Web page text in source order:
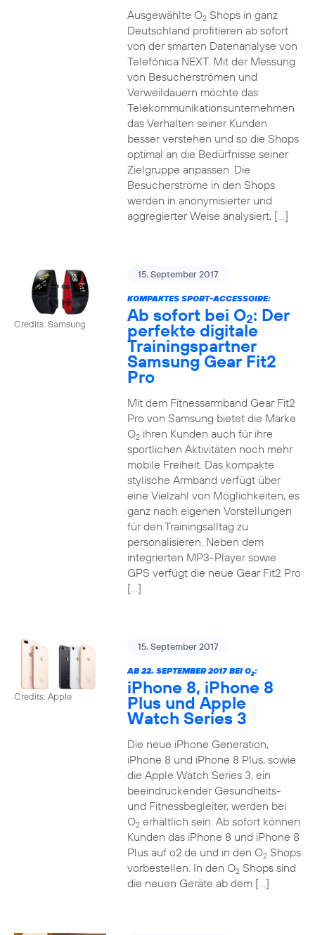
Ausgewählte O2Shops in ganz
Deutschland profitieren ab sofort
von der smarten Datenanalyse von
Telefónica NEXT. Mit der Messung
von Besucherströmen und
Verweildauern möchte das
Telekommunikationsunternehmen
das Verhalten seiner Kunden
besser verstehen und so die Shops
optimal an die Bedürfnisse seiner
Zielgruppe anpassen. Die
Besucherströme in den Shops
werden in anonymisierter und
aggregierter Weise analysiert, […]
Credits: Samsung
15. September 2017
KOMPAKTES SPORT-ACCESSOIRE:
Ab sofort bei O2: Der
perfekte digitale
Trainingspartner
Samsung Gear Fit2
Pro
Mit dem Fitnessarmband Gear Fit2
Pro von Samsung bietet die Marke
O2ihren Kunden auch für ihre
sportlichen Aktivitäten noch mehr
mobile Freiheit. Das kompakte
stylische Armband verfügt über
eine Vielzahl von Möglichkeiten, es
ganz nach eigenen Vorstellungen
für den Trainingsalltag zu
personalisieren. Neben dem
integrierten MP3-Player sowie
GPS verfügt die neue Gear Fit2 Pro
[…]
Credits: Apple
15. September 2017
AB 22. SEPTEMBER 2017 BEI O2:
iPhone 8, iPhone 8
Plus und Apple
Watch Series 3
Die neue iPhone Generation,
iPhone 8 und iPhone 8 Plus, sowie
die Apple Watch Series 3, ein
beeindruckender Gesundheits-
und Fitnessbegleiter, werden bei
O2erhältlich sein. Ab sofort können
Kunden das iPhone 8 und iPhone 8
Plus auf o2.de und in den O2Shops
vorbestellen. In den O2Shops sind
die neuen Geräte ab dem […]